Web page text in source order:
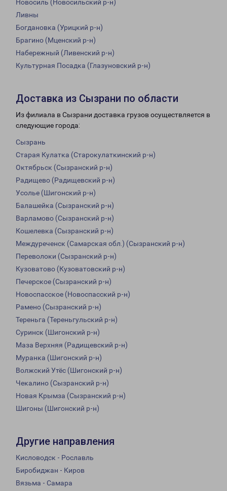
Новосиль (Новосильский р-н)
Ливны
Богдановка (Урицкий р-н)
Брагино (Мценский р-н)
Набережный (Ливенский р-н)
Культурная Посадка (Глазуновский р-н)
Доставка из Сызрани по области
Из филиала в Сызрани доставка грузов осуществляется в
следующие города:
Сызрань
Старая Кулатка (Старокулаткинский р-н)
Октябрьск (Сызранский р-н)
Радищево (Радищевский р-н)
Усолье (Шигонский р-н)
Балашейка (Сызранский р-н)
Варламово (Сызранский р-н)
Кошелевка (Сызранский р-н)
Междуреченск (Самарская обл.) (Сызранский р-н)
Переволоки (Сызранский р-н)
Кузоватово (Кузоватовский р-н)
Печерское (Сызранский р-н)
Новоспасское (Новоспасский р-н)
Рамено (Сызранский р-н)
Тереньга (Тереньгульский р-н)
Суринск (Шигонский р-н)
Маза Верхняя (Радищевский р-н)
Муранка (Шигонский р-н)
Волжский Утёс (Шигонский р-н)
Чекалино (Сызранский р-н)
Новая Крымза (Сызранский р-н)
Шигоны (Шигонский р-н)
Другие направления
Кисловодск - Рославль
Биробиджан - Киров
Вязьма - Самара